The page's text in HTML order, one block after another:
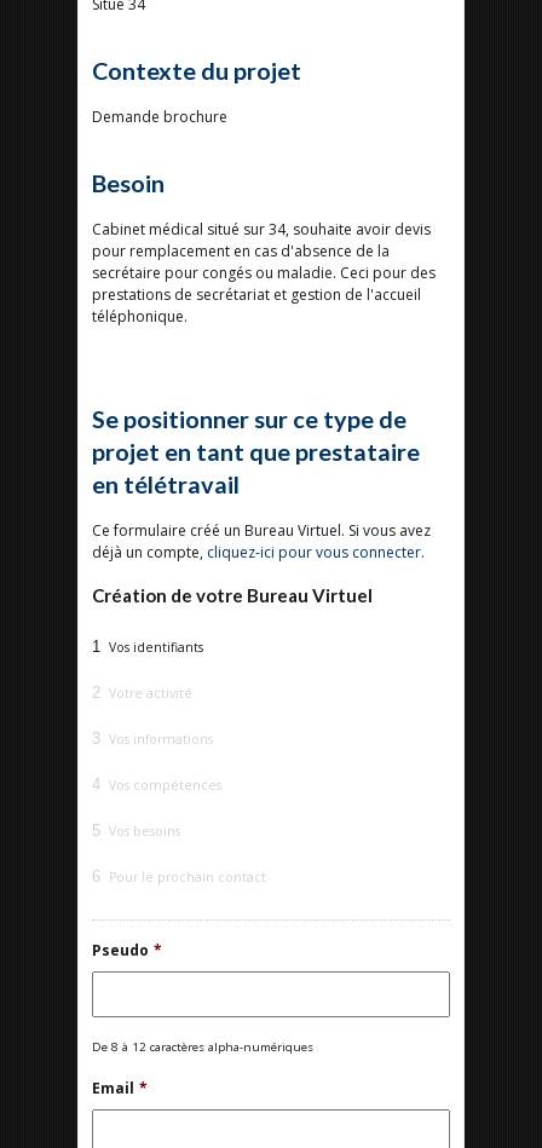
Situé 34
Contexte du projet
Demande brochure
Besoin
Cabinet médical situé sur 34, souhaite avoir devis
pour remplacement en cas d'absence de la
secrétaire pour congés ou maladie. Ceci pour des
prestations de secrétariat et gestion de l'accueil
téléphonique.
Se positionner sur ce type de
projet en tant que prestataire
en télétravail
Ce formulaire créé un Bureau Virtuel. Si vous avez
déjà un compte, cliquez-ici pour vous connecter.
Création de votre Bureau Virtuel
1 Vos identifiants
2 Votre activité
3 Vos informations
4 Vos compétences
5 Vos besoins
6 Pour le prochain contact
Pseudo *
De 8 à 12 caractères alpha-numériques
Email *